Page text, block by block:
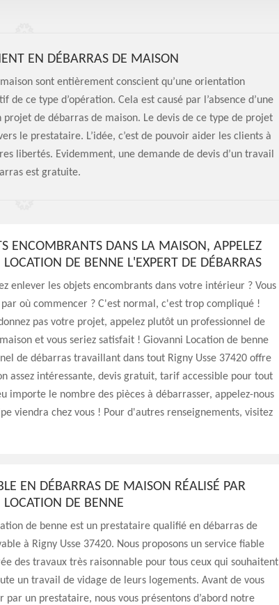
EN DÉBARRAS DE MAISON
sont entièrement conscient qu’une orientation
ce type d’opération. Cela est causé par l’absence d’une
de débarras de maison. Le devis de ce type de projet
le prestataire. L’idée, c’est de pouvoir aider les clients à
libertés. Evidemment, une demande de devis d’un travail
est gratuite.
ENCOMBRANTS DANS LA MAISON, APPELEZ
DE BENNE L'EXPERT DE DÉBARRAS
enlever les objets encombrants dans votre intérieur ? Vous
par où commencer ? C'est normal, c'est trop compliqué !
pas votre projet, appelez plutôt un professionnel de
et vous seriez satisfait ! Giovanni Location de benne
de débarras travaillant dans tout Rigny Usse 37420 offre
assez intéressante, devis gratuit, tarif accessible pour tout
importe le nombre des pièces à débarrasser, appelez-nous
viendra chez vous ! Pour d'autres renseignements, visitez
EN DÉBARRAS DE MAISON RÉALISÉ PAR
DE BENNE
de benne est un prestataire qualifié en débarras de
à Rigny Usse 37420. Nous proposons un service fiable
des travaux très raisonnable pour tous ceux qui souhaitent
un travail de vidage de leurs logements. Avant de vous
par un prestataire, nous vous présentons d’abord notre